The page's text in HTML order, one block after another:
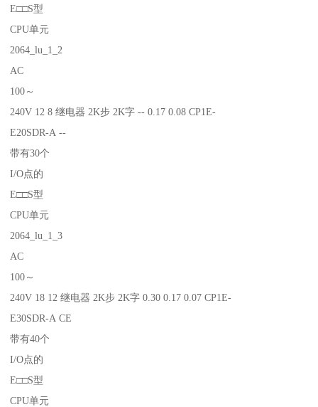
E□□S型
CPU单元
2064_lu_1_2
AC
100～
240V 12 8 继电器 2K步 2K字 -- 0.17 0.08 CP1E-
E20SDR-A --
带有30个
I/O点的
E□□S型
CPU单元
2064_lu_1_3
AC
100～
240V 18 12 继电器 2K步 2K字 0.30 0.17 0.07 CP1E-
E30SDR-A CE
带有40个
I/O点的
E□□S型
CPU单元